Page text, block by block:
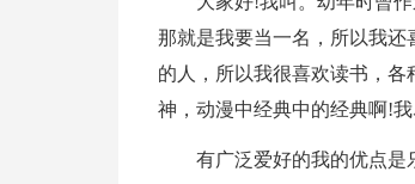
那就是我要当一名，所以我还
的人，所以我很喜欢读书，
神，动漫中经典中的经典啊!
有广泛爱好的我的优点是